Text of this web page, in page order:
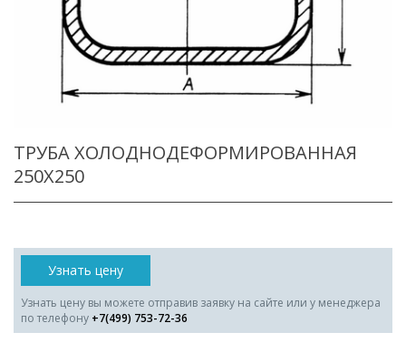
ТРУБА ХОЛОДНОДЕФОРМИРОВАННАЯ
250X250
Узнать цену
Узнать цену вы можете отправив заявку на сайте или у менеджера
по телефону +7(499) 753-72-36